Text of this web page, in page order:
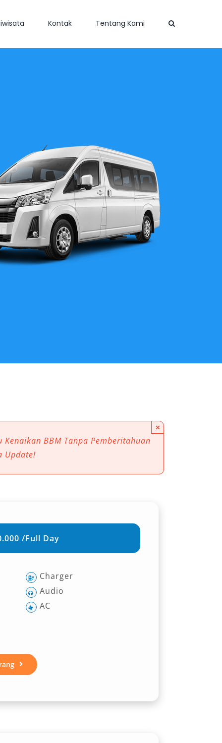
Kontak Tentang Kami
BBM Tanpa Pemberitahuan
Update!
×
/Full Day
Charger
Audio
AC